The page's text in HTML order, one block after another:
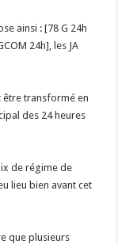
ainsi : [78 G 24h
24h], les JA
être transformé en
des 24 heures
de régime de
lieu bien avant cet
que plusieurs